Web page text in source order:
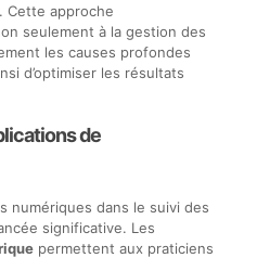
Cette approche
seulement à la gestion des
les causes profondes
d’optimiser les résultats
de
numériques dans le suivi des
significative. Les
permettent aux praticiens